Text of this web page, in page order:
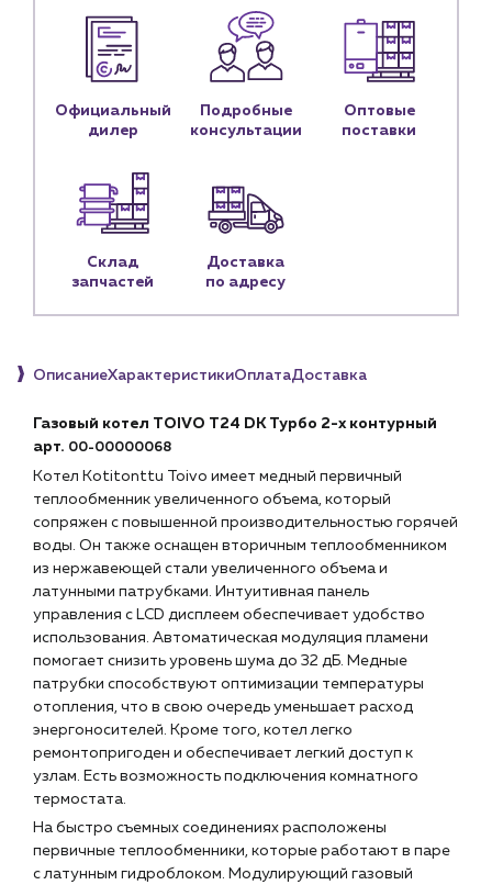
Снабженцам и подрядным организациям
Монтажным бригадам
Предприятиям и юр.лицам
О компании
История компании
Услуги
Водоснабжение и теплоснабжение
Сервис и обслуживание инженерных систем
Блог
Личный кабинет
Наши партнёры
Чат-бот
+7 (918) 070-19-79
Пн – пт: 9:00 – 18:00
sales@profpotok.ru
г. Краснодар, ул. Российская, 63
Официальный
дилер
Подробные
консультации
Оптовые
поставки
Склад
запчастей
Доставка
по адресу
ОписаниеХарактеристикиОплатаДоставка
Газовый котел TOIVO T24 DK Турбо 2-х контурный
арт. 00-00000068
Котел Kotitonttu Toivo имеет медный первичный
теплообменник увеличенного объема, который
сопряжен с повышенной производительностью горячей
воды. Он также оснащен вторичным теплообменником
из нержавеющей стали увеличенного объема и
латунными патрубками. Интуитивная панель
управления с LCD дисплеем обеспечивает удобство
использования. Автоматическая модуляция пламени
помогает снизить уровень шума до 32 дБ. Медные
патрубки способствуют оптимизации температуры
отопления, что в свою очередь уменьшает расход
энергоносителей. Кроме того, котел легко
ремонтопригоден и обеспечивает легкий доступ к
узлам. Есть возможность подключения комнатного
термостата.
На быстро съемных соединениях расположены
первичные теплообменники, которые работают в паре
с латунным гидроблоком. Модулирующий газовый